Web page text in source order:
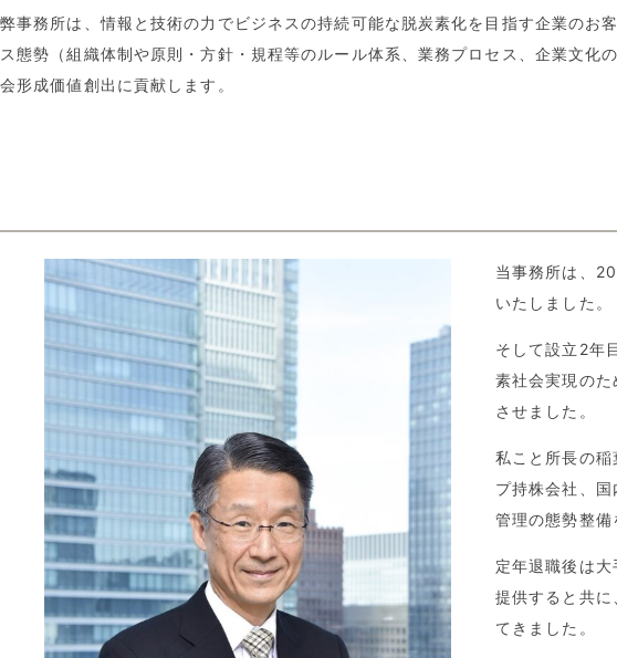
弊事務所は、情報と技術の力でビジネスの持続可能な脱炭素化を目指す企業の
ス態勢（組織体制や原則・方針・規程等のルール体系、業務プロセス、企業文
会形成価値創出に貢献します。
当事務所は、
いたしました。
そして設立2年
素社会実現の
させました。
私こと所長の
プ持株会社、
管理の態勢整備
定年退職後は
提供すると共
てきました。